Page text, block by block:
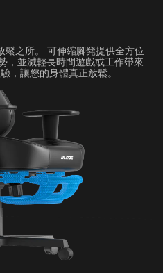
之所。 可伸縮腳凳提供全方位
，並減輕長時間遊戲或工作帶來
，讓您的身體真正放鬆。